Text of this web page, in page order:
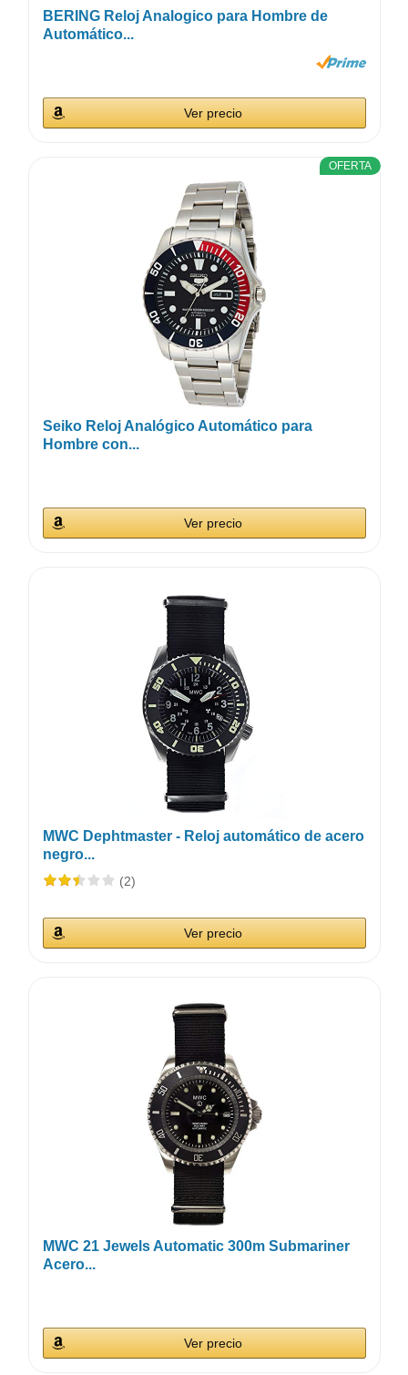
BERING Reloj Analogico para Hombre de
Automático...
Ver precio
OFERTA
Seiko Reloj Analógico Automático para
Hombre con...
Ver precio
MWC Dephtmaster - Reloj automático de acero
negro...
(2)
Ver precio
MWC 21 Jewels Automatic 300m Submariner
Acero...
Ver precio